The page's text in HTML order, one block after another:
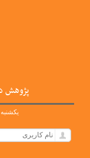
پژوهش
یکشنبه 18 مرداد 1405